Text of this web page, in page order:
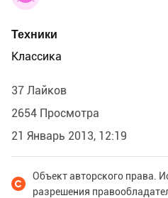
Техники
Классика
37 Лайков
2654 Просмотра
21 Январь 2013, 12:19
Объект авторского права.
разрешения